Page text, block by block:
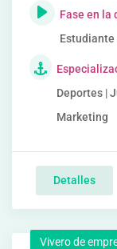
Fase en la
Estudiante
Deportes |
Marketing
Detalles
Vivero de